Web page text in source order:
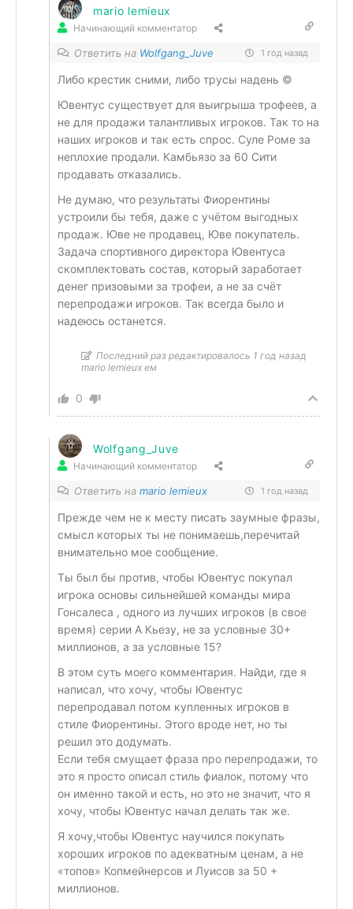
mario lemieux
Начинающий комментатор
Ответить на Wolfgang_Juve 1 год назад
Либо крестик сними, либо трусы надень ©
Ювентус существует для выигрыша трофеев, а
не для продажи талантливых игроков. Так то на
наших игроков и так есть спрос. Суле Роме за
неплохие продали. Камбьязо за 60 Сити
продавать отказались.
Не думаю, что результаты Фиорентины
устроили бы тебя, даже с учётом выгодных
продаж. Юве не продавец, Юве покупатель.
Задача спортивного директора Ювентуса
скомплектовать состав, который заработает
денег призовыми за трофеи, а не за счёт
перепродажи игроков. Так всегда было и
надеюсь останется.
Последний раз редактировалось 1 год назад
mario lemieux ем
0
Wolfgang_Juve
Начинающий комментатор
Ответить на mario lemieux 1 год назад
Прежде чем не к месту писать заумные фразы,
смысл которых ты не понимаешь,перечитай
внимательно мое сообщение.
Ты был бы против, чтобы Ювентус покупал
игрока основы сильнейшей команды мира
Гонсалеса , одного из лучших игроков (в свое
время) серии А Кьезу, не за условные 30+
миллионов, а за условные 15?
В этом суть моего комментария. Найди, где я
написал, что хочу, чтобы Ювентус
перепродавал потом купленных игроков в
стиле Фиорентины. Этого вроде нет, но ты
решил это додумать.
Если тебя смущает фраза про перепродажи, то
это я просто описал стиль фиалок, потому что
он именно такой и есть, но это не значит, что я
хочу, чтобы Ювентус начал делать так же.
Я хочу,чтобы Ювентус научился покупать
хороших игроков по адекватным ценам, а не
«топов» Копмейнерсов и Луисов за 50 +
миллионов.